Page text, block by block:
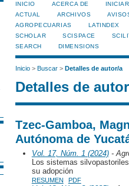
INICIO ACERCA DE
ACTUAL
ARCHIVOS
AGROPECUARIAS
LATINDEX
SCHOLAR
SCISPACE
SEARCH
DIMENSIONS
Inicio> Buscar> Detalles de autor/a
Detalles de
Tzec-Gamboa,
Autónoma de
Vol. 17, Núm. 1 (2024)-
Los sistemas
su adopción
RESUMEN PDF